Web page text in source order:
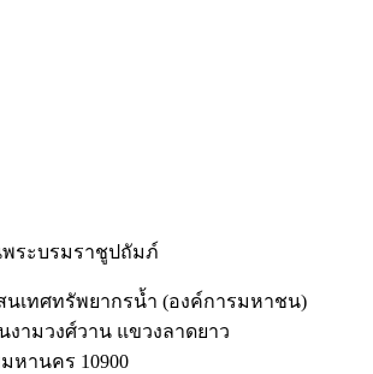
ระบรมราชูปถัมภ์
นเทศทรัพยากรน้ำ (องค์การมหาชน)
งามวงศ์วาน แขวงลาดยาว
หานคร 10900